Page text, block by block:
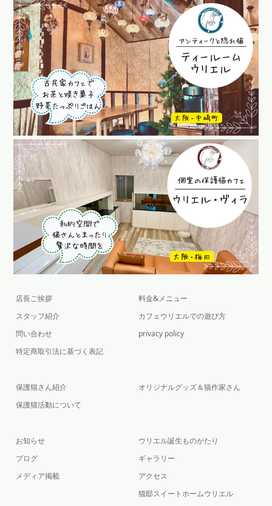
店長ご挨拶
スタッフ紹介
問い合わせ
特定商取引法に基づく表記
料金&メニュー
カフェウリエルでの遊び方
privacy policy
保護猫さん紹介
保護猫活動について
オリジナルグッズ＆猫作家さん
お知らせ
ブログ
メディア掲載
ウリエル誕生ものがたり
ギャラリー
アクセス
猫邸スイートホームウリエル